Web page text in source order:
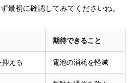
最初に確認してみてくださいね。
期待できること
抑える 電池の消耗を軽減